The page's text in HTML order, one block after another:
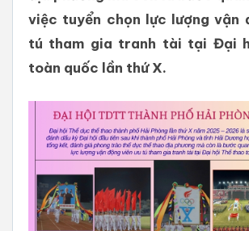
việc tuyển chọn lực lượng vận
tú tham gia tranh tài tại Đại
toàn quốc lần thứ X.